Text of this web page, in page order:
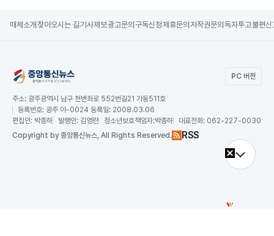
매체소개 찾아오시는 길기사제보광고문의 구독신청제휴문의 저작권문의 독자투고불편신
PC 버전
주소: 광주광역시 남구 천변좌로 552번길21 가동511호
등록번호: 광주 아-0024 등록일: 2008.03.06
편집인: 박종하 발행인: 김영란 청소년보호책임자:박종하 대표전화: 062-227-0030
Copyright by 중앙통신뉴스, All Rights Reserved. RSS